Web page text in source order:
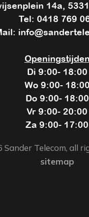
14a,
Tel: 0418 769
Openingstijden
Di 9:00- 18:00
Wo 9:00- 18:00
Do 9:00- 18:00
Vr 9:00- 20:00
Za 9:00- 17:00
Sander Telecom, all
sitemap